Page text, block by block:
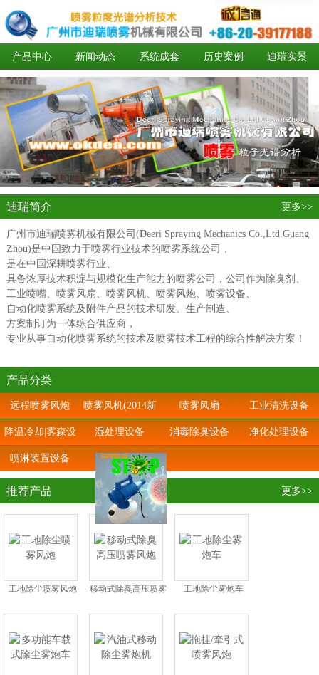
产品中心 新闻动态 系统成套 历史案例 迪瑞实景
加盟代理
迪瑞简介 更多>>
广州市迪瑞喷雾机械有限公司(Deeri Spraying Mechanics Co.,Ltd.Guang
Zhou)是中国致力于喷雾行业技术的喷雾系统公司，
是在中国深耕喷雾行业、
具备浓厚技术积淀与规模化生产能力的喷雾公司，公司作为除臭剂、
工业喷嘴、喷雾风扇、喷雾风机、喷雾风炮、喷雾设备、
自动化喷雾系统及附件产品的技术研发、生产制造、
方案制订为一体综合供应商，
专业从事自动化喷雾系统的技术及喷雾技术工程的综合性解决方案！
产品分类
远程喷雾风炮 喷雾风机(2014新
上市)
喷雾风扇 工业清洗设备
降温冷却|雾森设
备
湿处理设备 消毒除臭设备 净化处理设备
喷淋装置设备
推荐产品 更多>>
工地除尘喷雾风炮
移动式除臭高压喷雾
工地除尘雾炮车